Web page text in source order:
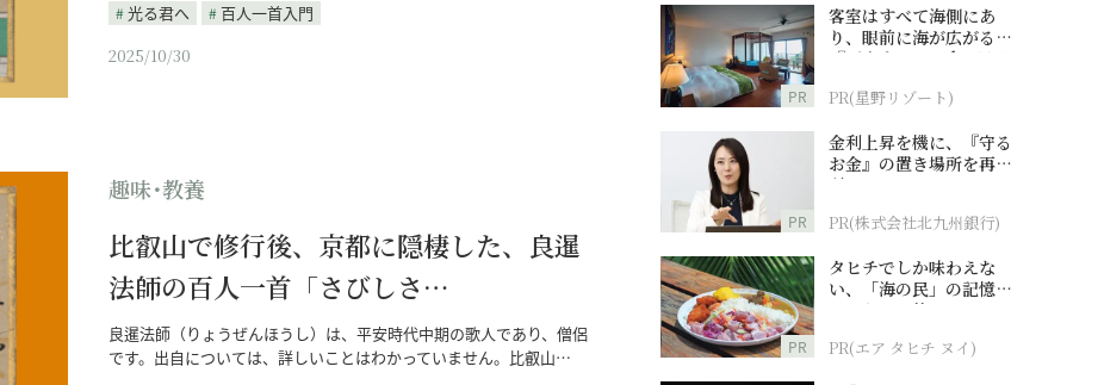
光る君へ
百人一首入門
2025/10/30
趣味･教養
比叡山で修行後、京都に隠棲した、良暹
法師の百人一首「さびしさ…
良暹法師（りょうぜんほうし）は、平安時代中期の歌人であり、僧侶
です。出自については、詳しいことはわかっていません。比叡山…
PR
客室はすべて海側にあ
り、眼前に海が広がる
『西表島ホテル by 星野
PR(星野リゾート)
PR
金利上昇を機に、『守る
お金』の置き場所を再検
討
PR(株式会社北九州銀行)
PR
タヒチでしか味わえな
い、「海の民」の記憶へ
とつながる旅
PR(エア タヒチ ヌイ)